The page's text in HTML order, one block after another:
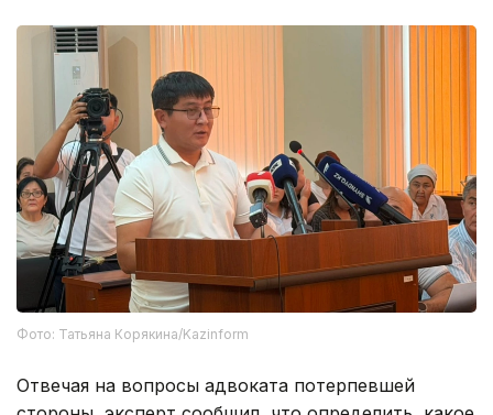
Фото: Татьяна Корякина/Kazinform
Отвечая на вопросы адвоката потерпевшей